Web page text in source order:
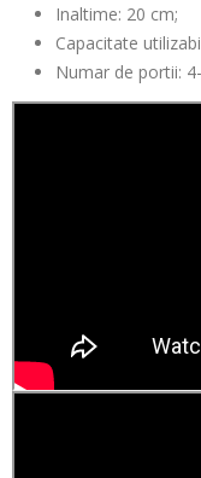
Inaltime: 20 cm;
Capacitate
Numar de portii: 4